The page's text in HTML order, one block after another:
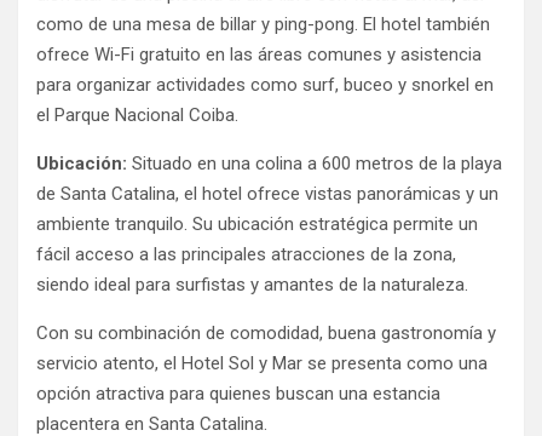
como de una mesa de billar y ping-pong. El hotel también
ofrece Wi-Fi gratuito en las áreas comunes y asistencia
para organizar actividades como surf, buceo y snorkel en
el Parque Nacional Coiba.
Ubicación: Situado en una colina a 600 metros de la playa
de Santa Catalina, el hotel ofrece vistas panorámicas y un
ambiente tranquilo. Su ubicación estratégica permite un
fácil acceso a las principales atracciones de la zona,
siendo ideal para surfistas y amantes de la naturaleza.
Con su combinación de comodidad, buena gastronomía y
servicio atento, el Hotel Sol y Mar se presenta como una
opción atractiva para quienes buscan una estancia
placentera en Santa Catalina.